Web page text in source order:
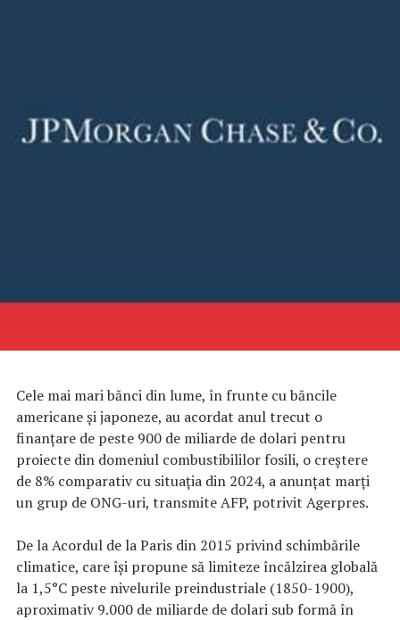
Cele mai mari bănci din lume, în frunte cu băncile
americane şi japoneze, au acordat anul trecut o
finanţare de peste 900 de miliarde de dolari pentru
proiecte din domeniul combustibililor fosili, o creştere
de 8% comparativ cu situaţia din 2024, a anunţat marţi
un grup de ONG-uri, transmite AFP, potrivit Agerpres.
De la Acordul de la Paris din 2015 privind schimbările
climatice, care îşi propune să limiteze încălzirea globală
la 1,5°C peste nivelurile preindustriale (1850-1900),
aproximativ 9.000 de miliarde de dolari sub formă în